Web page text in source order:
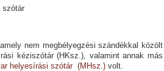
szótár
nem megbélyegzési szándékkal közölt
kéziszótár (HKsz.), valamint annak más
helyesírási szótár (MHsz.) volt.